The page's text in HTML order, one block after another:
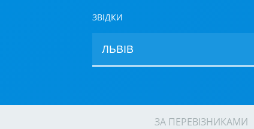
ЗВІДКИ
ЗА ПЕРЕВІЗНИКАМИ